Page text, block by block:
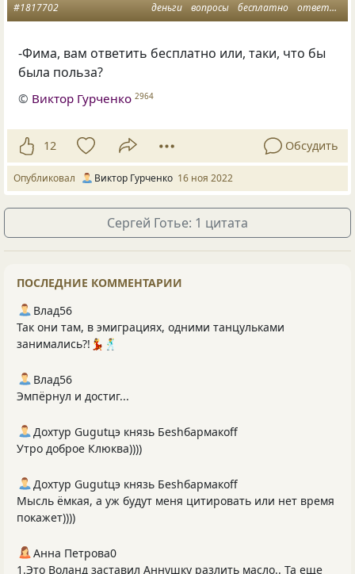
деньги вопросы бесплатно ответы
#1817702
-Фима, вам ответить бесплатно или, таки, что бы
была польза?
© Виктор Гурченко 2964
12 Обсудить
Опубликовал Виктор Гурченко 16 ноя 2022
Сергей Готье: 1 цитата
ПОСЛЕДНИЕ КОММЕНТАРИИ
Влад56
Так они там, в эмиграциях, одними танцульками
занимались?!💃🕺
Влад56
Эмпёрнул и достиг...
Дохтур Gugutцэ князь Беshбармакоff
Утро доброе Клюква))))
Дохтур Gugutцэ князь Беshбармакоff
Мысль ёмкая, а уж будут меня цитировать или нет время
покажет))))
Анна Петрова0
1.Это Воланд заставил Аннушку разлить масло.. Та еще